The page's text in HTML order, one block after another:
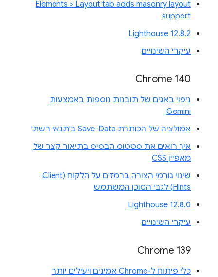
Elements > Layout tab adds masonry layout
support
Lighthouse 12.8.2
עיקרי השינויים
Chrome 140
ניפוי באגים של תובנות נוספות באמצעות
Gemini
אמולציה של הכותרת Save-Data ב'תנאי רשת'
איך רואים את סטטוס הבסיס בתיאור קצר של
מאפיין CSS
שינוי גורמי הצורה ברמזים על הלקוח (Client
Hints) לגבי הסוכן המשתמש
Lighthouse 12.8.0
עיקרי השינויים
Chrome 139
כלי פיתוח ל-Chrome אמינים ויעילים יותר